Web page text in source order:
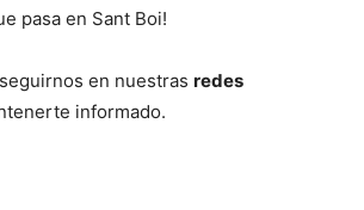
pasa en Sant Boi!
en nuestras redes
informado.